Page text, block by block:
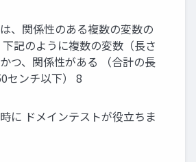
、関係性のある複数の変数の
記のように複数の変数（長さ
つ、関係性がある （合計の長
センチ以下） 8
に ドメインテストが役立ちま